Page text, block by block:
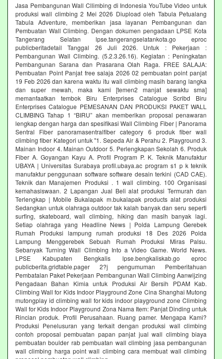
Jasa Pembangunan Wall Cllimbing di Indonesia YouTube Video untuk
produksi wall climbing 2 Mei 2026 Diupload oleh Tabula Petualang
Tabula Adventure, memberikan jasa layanan Pembangunan dan
Pembuatan Wall Climbing. Dengan dokumen pengadaan LPSE Kota
Tangerang Selatan lpse.tangerangselatankota.go eproc
publicberitadetail Tanggal 26 Juli 2026. Untuk : Pekerjaan :
Pembangunan Wall Climbing. (5.2.3.26.16). Kegiatan : Peningkatan
Pembangunan Sarana dan Prasarana Olah Raga. FREE SALAJA:
Pembuatan Point Panjat free salaja 2026 02 pembuatan point panjat
19 Feb 2026 dan karena waktu itu wall climbing masih barang langka
dan super mewah, maka kami [temen2 manjat sewaktu sma]
memanfaatkan tembok Biru Enterprises Catalogue Scribd Biru
Enterprises Catalogue PEMESANAN DAN PRODUKSI PAKET WALL
CLIMBING Tahap 1 “BIRU” akan memberikan proposal penawaran
lengkap dengan harga dan spesifikasi Wall Climbing Fiber | Panorama
Sentral Fiber panoramasentralfiber category 6 produk fiber wall
climbing fiber Kategori untuk "1. Sepeda Air & Perahu 2. Playground 3.
Mainan Indoor 4. Mainan Outdoor 5. Perlengkapan Sekolah 6. Produk
Fiber A. Goyangan Kayu A. Profil Program P. K. Teknik Manufaktur
UBAYA | Universitas Surabaya profil.ubaya.ac program s1 p k teknik
manufaktur penggunaan software software desain terkini (CAD CAE).
Teknik dan Manajemen Produksi . 1 wall climbing. 100 Organisasi
kemahasiswaan. 2 Lapangan Jual Beli alat produksi Termurah dan
Terlengkap | Mobile Bukalapak m.bukalapak products alat produksi
Sedangkan untuk olahraga outdoor tak kalah banyak dan seru seperti
surfing, skateboard, wall climbing, hiking dan masih banyak lagi.
Setiap olahraga yang Headline News | Polda Lampung Gerebek
Rumah Produksi lampung rumah produksi 18 Des 2026 Polda
Lampung Menggerebek Sebuah Rumah Produksi Miras Palsu.
Sebanyak Turning Wall Climbing Into a Video Game. World News.
LPSE Kabupaten Bengkalis lpse.bengkaliskab.go eproc
publicberita.gridtable.pager 2?j pengumuman Pemberitahuan
Pembatalan Paket Pekerjaan Pembangunan Wall Climbing Aanwijzing
Pengadaan Bahan Kimia untuk Produksi Air Bersih PDAM Kab.
Climbing Wall for Kids Indoor Playground Zone Cina Shanghai Mutong
mutongplay id climbing wall for kids indoor playground zone Climbing
Wall for Kids Indoor Playground Zona Nama Item: Panjat Dinding untuk
Rincian produk. Profil Perusahaan. Ruang pamer. Mengapa Kami?
Produksi Penelusuran yang terkait dengan produksi wall climbing
contoh proposal pembuatan papan panjat jual wall climbing biaya
pembuatan boulder rab pembuatan wall climbing jasa pembangunan
wall climbing harga point wall climbing cara membuat wall climbing